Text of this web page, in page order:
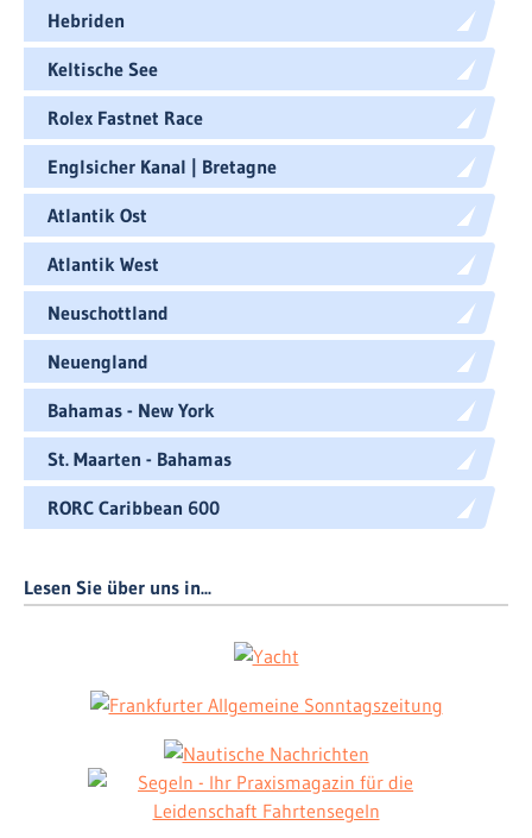
Hebriden
Keltische See
Rolex Fastnet Race
Englsicher Kanal | Bretagne
Atlantik Ost
Atlantik West
Neuschottland
Neuengland
Bahamas - New York
St. Maarten - Bahamas
RORC Caribbean 600
Lesen Sie über uns in...